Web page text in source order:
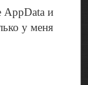
AppData и
у меня